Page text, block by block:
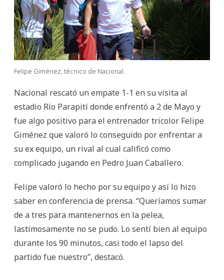
Felipe Giménez, técnico de Nacional.
Nacional rescató un empate 1-1 en su visita al
estadio Río Parapití donde enfrentó a 2 de Mayo y
fue algo positivo para el entrenador tricolor Felipe
Giménez que valoró lo conseguido por enfrentar a
su ex equipo, un rival al cual calificó como
complicado jugando en Pedro Juan Caballero.
Felipe valoró lo hecho por su equipo y así lo hizo
saber en conferencia de prensa. “Queríamos sumar
de a tres para mantenernos en la pelea,
lastimosamente no se pudo. Lo sentí bien al equipo
durante los 90 minutos, casi todo el lapso del
partido fue nuestro”, destacó.